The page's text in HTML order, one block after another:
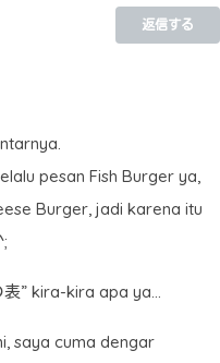
返信する
pesan Fish Burger ya,
Burger, jadi karena itu
表” kira-kira apa ya…
saya cuma dengar